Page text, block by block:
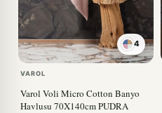
4
VAROL
Varol Voli Micro Cotton Banyo
Havlusu 70X140cm PUDRA